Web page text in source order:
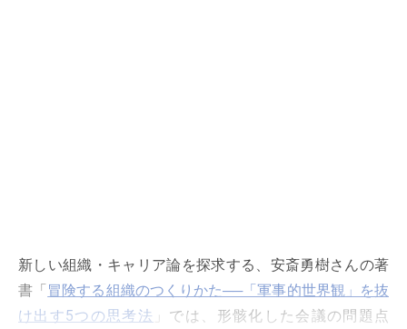
新しい組織・キャリア論を探求する、安斎勇樹さんの著
書「冒険する組織のつくりかた──「軍事的世界観」を抜
け出す5つの思考法 」では、形骸化した会議の問題点